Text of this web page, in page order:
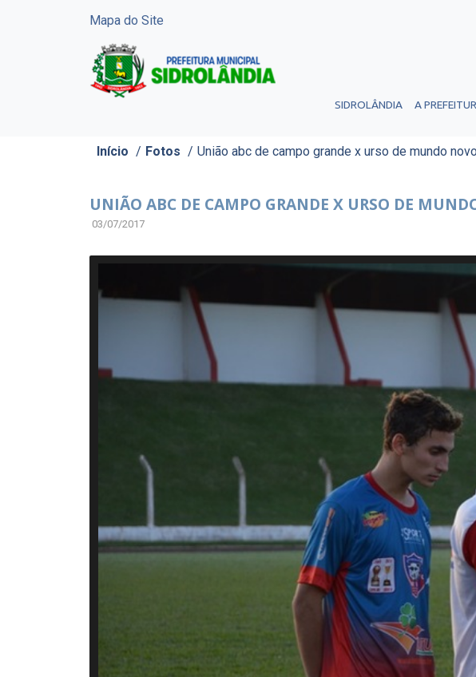
Mapa do Site
SIDROLÂNDIA A
Início / Fotos / União abc de campo grande x urso de mundo
UNIÃO ABC DE CAMPO GRANDE X URSO DE
03/07/2017